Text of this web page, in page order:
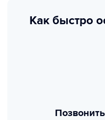
Как быстро